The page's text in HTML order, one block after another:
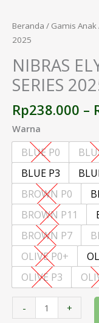
Beranda / Gamis Anak
2025
NIBRAS
SERIES
Rp238.000 –
Warna
BLUE P0
BLUE P3
BROWN P0
BROWN P11
BROWN P7
OLIVE P0+
OLIVE P3
- +